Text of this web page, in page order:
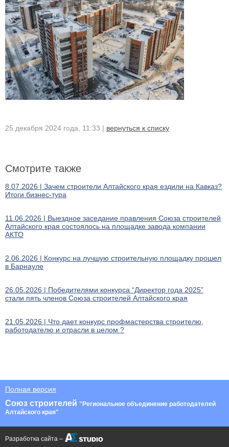
25 декабря 2024 года, 11:33 | вернуться к списку
Смотрите также
8.07.2026 | Зачем строители Алтайского края ездили на Кавказ?
Итоги бизнес-тура
11.06.2026 | Выездное заседание правления Союза строителей
Алтайского края состоялось на площадке завода компании
АКТО
2.06.2026 | Конкурс на лучшую строительную площадку прошел
в Барнауле
26.05.2026 | Победителями конкурса “Директор года 2025”
стали пять членов Союза строителей Алтайского края
21.05.2026 | Что дает конкурс профмастерства строителю,
работодателю и отрасли в целом ?
Полная версия
Союз строителей "Региональное объединение работодателей
Алтайского края"
Разработка сайта –